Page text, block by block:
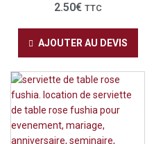
2.50€ TTC
AJOUTER AU DEVIS